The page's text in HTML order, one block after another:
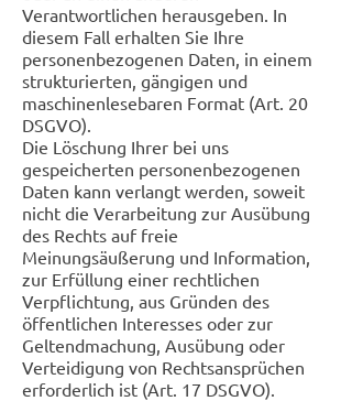
Verantwortlichen herausgeben. In
diesem Fall erhalten Sie Ihre
personenbezogenen Daten, in einem
strukturierten, gängigen und
maschinenlesebaren Format (Art. 20
DSGVO).
Die Löschung Ihrer bei uns
gespeicherten personenbezogenen
Daten kann verlangt werden, soweit
nicht die Verarbeitung zur Ausübung
des Rechts auf freie
Meinungsäußerung und Information,
zur Erfüllung einer rechtlichen
Verpflichtung, aus Gründen des
öffentlichen Interesses oder zur
Geltendmachung, Ausübung oder
Verteidigung von Rechtsansprüchen
erforderlich ist (Art. 17 DSGVO).